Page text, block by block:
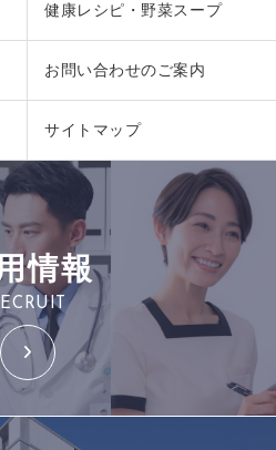
健康レシピ・野菜スープ
お問い合わせのご案内
サイトマップ
情報